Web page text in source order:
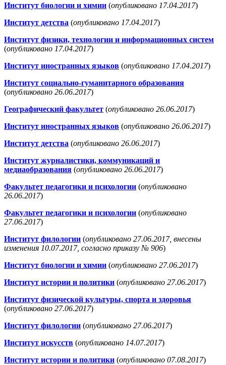
Институт биологии и химии (опубликовано 17.04.2017)
Институт детства (опубликовано 17.04.2017)
Институт физики, технологии и информационных систем
(опубликовано 17.04.2017)
Институт иностранных языков (опубликовано 17.04.2017)
Институт социально-гуманитарного образования
(опубликовано 26.06.2017)
Географический факультет (опубликовано 26.06.2017)
Институт иностранных языков (опубликовано 26.06.2017)
Институт детства (опубликовано 26.06.2017)
Институт журналистики, коммуникаций и
медиаобразования (опубликовано 26.06.2017)
Факультет педагогики и психологии (опубликовано
26.06.2017)
Факультет педагогики и психологии (опубликовано
27.06.2017)
Институт филологии (опубликовано 27.06.2017, внесены
изменения 10.07.2017, согласно приказу № 906)
Институт биологии и химии (опубликовано 27.06.2017)
Институт истории и политики (опубликовано 27.06.2017)
Институт физической культуры, спорта и здоровья
(опубликовано 27.06.2017)
Институт филологии (опубликовано 27.06.2017)
Институт искусств (опубликовано 14.07.2017)
Институт истории и политики (опубликовано 07.08.2017)